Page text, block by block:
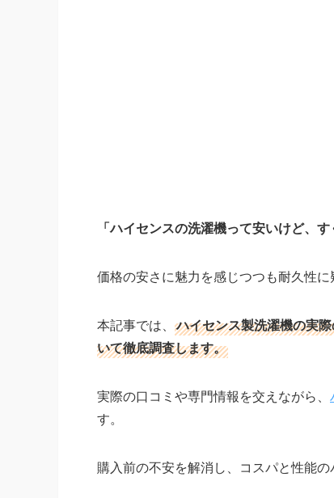
「ハイセンスの洗濯機って安いけど、す
価格の安さに魅力を感じつつも耐久性
本記事では、 ハイセンス製洗濯機の実
いて徹底調査します。
実際の口コミや専門情報を交えながら、
す。
購入前の不安を解消し、コスパと性能